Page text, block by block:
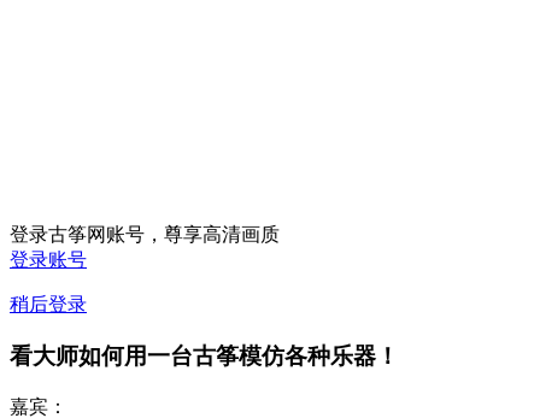
登录古筝网账号，尊享高清画质
登录账号
稍后登录
看大师如何用一台古筝模仿各种乐器！
嘉宾：